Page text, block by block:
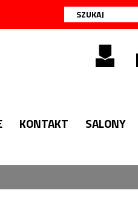
KONTAKT SALONY